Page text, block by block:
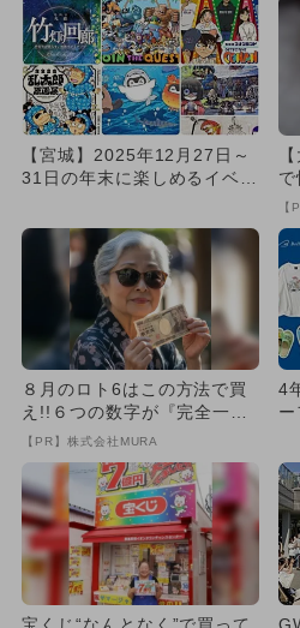
【宮城】2025年12月27日～
31日の年末に楽しめるイベン
で
【
８月のロト6はこの方法で買
え!!６つの数字が『完全一
致』する方法
【PR】株式会社MURA
4
宝くじ“なんとなく”で買って